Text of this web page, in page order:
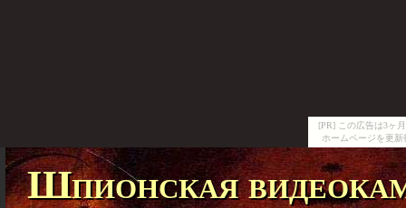
[PR] この広告は3ヶ
ホームページを更
Шпионская